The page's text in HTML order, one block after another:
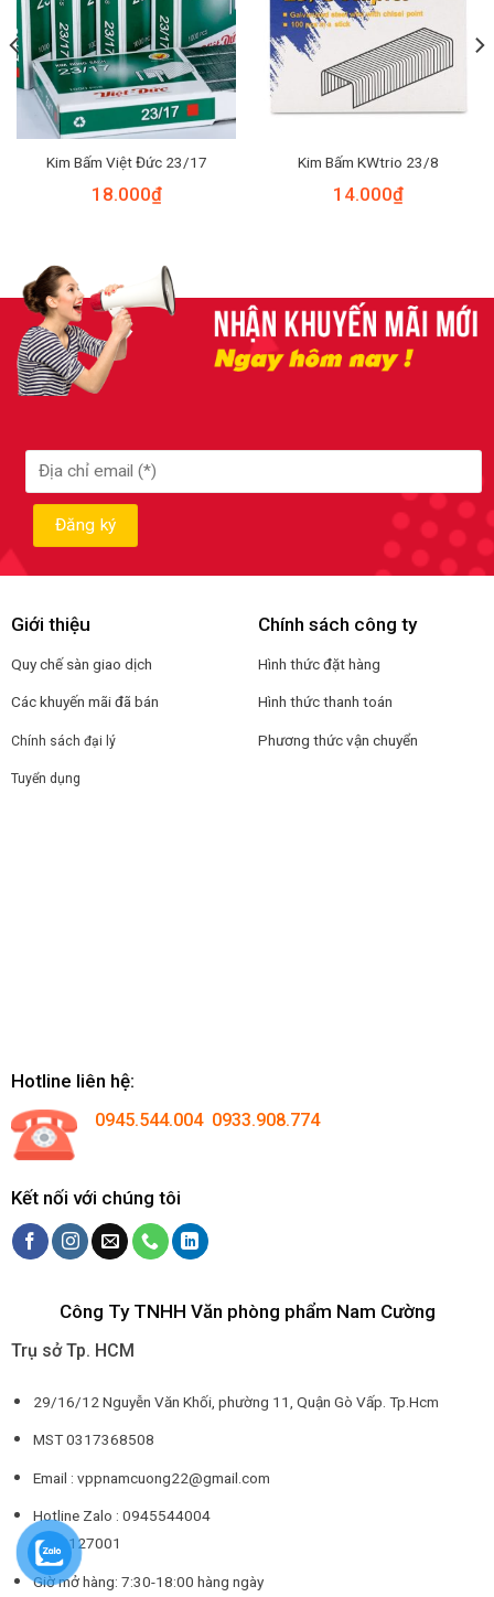
Kim Bấm Việt Đức 23/17
18.000₫
Kim Bấm KWtrio 23/8
14.000₫
Giới thiệu
Quy chế sàn giao dịch
Các khuyến mãi đã bán
Chính sách đại lý
Tuyển dụng
Chính sách công ty
Hình thức đặt hàng
Hình thức thanh toán
Phương thức vận chuyển
Hotline liên hệ:
0945.544.004 0933.908.774
Kết nối với chúng tôi
Công Ty TNHH Văn phòng phẩm Nam Cường
Trụ sở Tp. HCM
29/16/12 Nguyễn Văn Khối, phường 11, Quận Gò Vấp. Tp.Hcm
MST 0317368508
Email : vppnamcuong22@gmail.com
Hotline Zalo : 0945544004
0932127001
Giờ mở hàng: 7:30-18:00 hàng ngày